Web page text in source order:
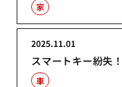
家
スマートキー紛失
2025.11.01
車